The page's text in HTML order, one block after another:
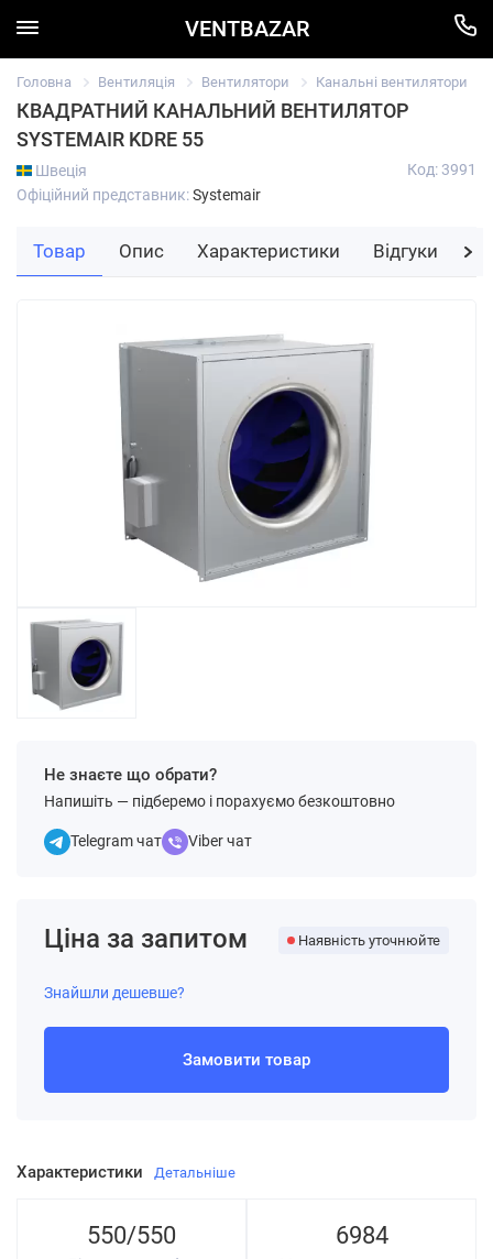
VENTBAZAR
Головна Вентиляція Вентилятори Канальні вентилятори
КВАДРАТНИЙ КАНАЛЬНИЙ ВЕНТИЛЯТОР
SYSTEMAIR KDRE 55
Швеція
Офіційний представник:Systemair
Код: 3991
Не знаєте що обрати?
Напишіть — підберемо і порахуємо безкоштовно
Telegram чат Viber чат
Характеристики Детальніше
550/550 6984
Ціна за запитом Наявність уточнюйте
Знайшли дешевше?
Замовити товар
Товар Опис Характеристики Відгуки